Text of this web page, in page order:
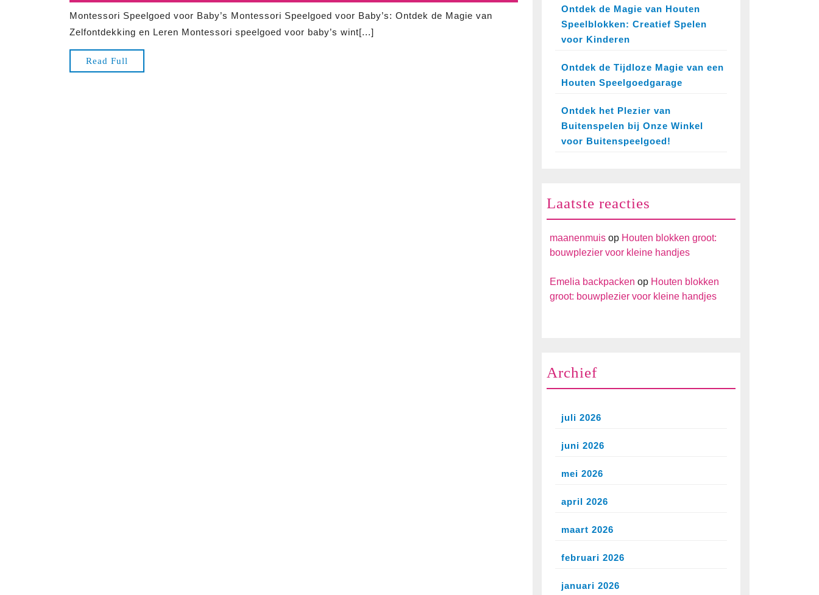
van
november
2024
Montessori Speelgoed voor Baby’s Montessori Speelgoed voor Baby’s: Ontdek de Magie van
Zelfontdekking en Leren Montessori speelgoed voor baby’s wint[...]
Read Full
Full
Ontdek de Magie van Houten
Speelblokken: Creatief Spelen
voor Kinderen
Ontdek de Tijdloze Magie van een
Houten Speelgoedgarage
Ontdek het Plezier van
Buitenspelen bij Onze Winkel
voor Buitenspeelgoed!
Laatste reacties
maanenmuis op Houten blokken groot:
bouwplezier voor kleine handjes
Emelia backpacken op Houten blokken
groot: bouwplezier voor kleine handjes
Archief
juli 2026
juni 2026
mei 2026
april 2026
maart 2026
februari 2026
januari 2026